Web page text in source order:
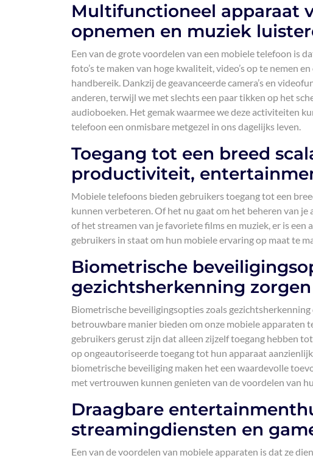
Multifunctioneel apparaat
opnemen en muziek
Een van de grote voordelen van een mobiele telefoon is
foto’s te maken van hoge kwaliteit, video’s op te nemen
handbereik. Dankzij de geavanceerde camera’s en
anderen, terwijl we met slechts een paar tikken op het
audioboeken. Het gemak waarmee we deze activiteiten
telefoon een onmisbare metgezel in ons dagelijks leven.
Toegang tot een breed
productiviteit,
Mobiele telefoons bieden gebruikers toegang tot een
kunnen verbeteren. Of het nu gaat om het beheren van
of het streamen van je favoriete films en muziek, er is
gebruikers in staat om hun mobiele ervaring op maat te
Biometrische
gezichtsherkenning
Biometrische beveiligingsopties zoals
betrouwbare manier bieden om onze mobiele apparaten
gebruikers gerust zijn dat alleen zijzelf toegang hebben
op ongeautoriseerde toegang tot hun apparaat
biometrische beveiliging maken het een waardevolle
met vertrouwen kunnen genieten van de voordelen van
Draagbare
streamingdiensten en
Een van de voordelen van mobiele apparaten is dat ze